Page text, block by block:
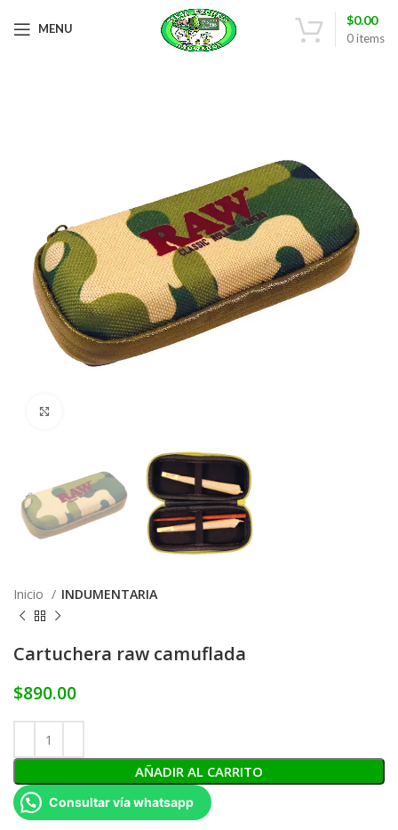
MENU
0items
$0.00
Inicio INDUMENTARIA
Cartuchera raw camuflada
$890.00
AÑADIR AL CARRITO
Consultar vía whatsapp